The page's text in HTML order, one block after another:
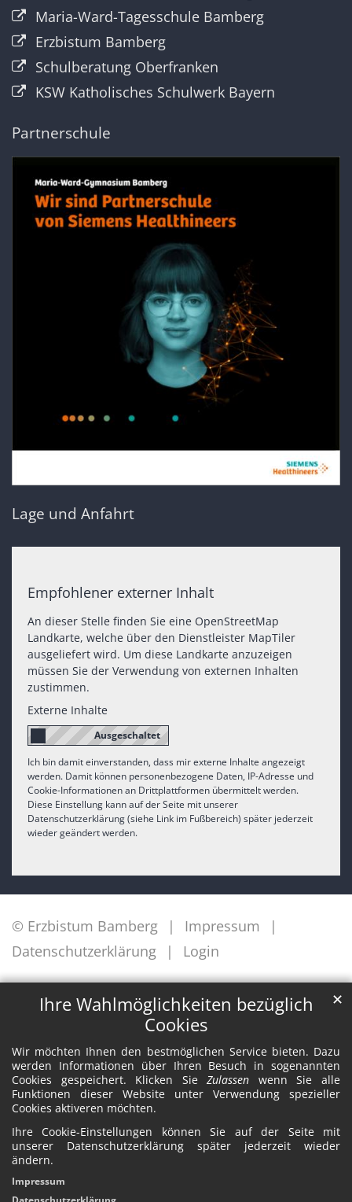
Ihre Wahlmöglichkeiten bezüglich
Cookies
Wir möchten Ihnen den bestmöglichen Service bieten. Dazu
werden Informationen über Ihren Besuch in sogenannten
Cookies gespeichert. Klicken SieZulassen wenn Sie alle
Funktionen dieser Website unter Verwendung spezieller
Cookies aktiveren möchten.
Ihre Cookie-Einstellungen können Sie auf der Seite mit
unserer Datenschutzerklärung später jederzeit wieder
ändern.
✕
Impressum
Maria-Ward-Tagesschule Bamberg
Erzbistum Bamberg
Schulberatung Oberfranken
KSW Katholisches Schulwerk Bayern
Partnerschule
Lage und Anfahrt
Empfohlener externer Inhalt
An dieser Stelle finden Sie eine OpenStreetMap
Landkarte, welche über den Dienstleister MapTiler
ausgeliefert wird. Um diese Landkarte anzuzeigen
müssen Sie der Verwendung von externen Inhalten
zustimmen.
Externe Inhalte
Ich bin damit einverstanden, dass mir externe Inhalte angezeigt
werden. Damit können personenbezogene Daten, IP-Adresse und
Cookie-Informationen an Drittplattformen übermittelt werden.
Diese Einstellung kann auf der Seite mit unserer
Datenschutzerklärung (siehe Link im Fußbereich) später jederzeit
wieder geändert werden.
© Erzbistum Bamberg
Impressum
Datenschutzerklärung
Login